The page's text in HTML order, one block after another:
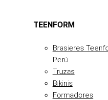
TEENFORM
Brasieres
Perú
Truzas
Bikinis
Formadores